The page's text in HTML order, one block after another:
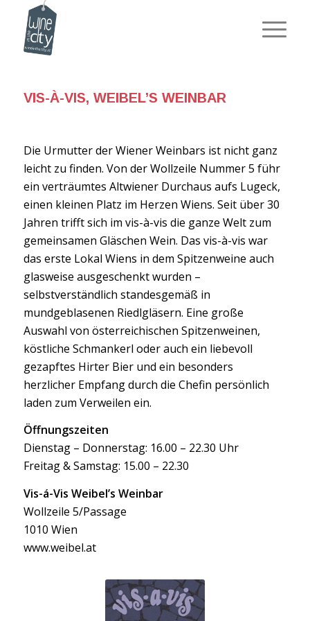
VIS-À-VIS, WEIBEL’S WEINBAR
Die Urmutter der Wiener Weinbars ist nicht ganz
leicht zu finden. Von der Wollzeile Nummer 5 führ
ein verträumtes Altwiener Durchaus aufs Lugeck,
einen kleinen Platz im Herzen Wiens. Seit über 30
Jahren trifft sich im vis-à-vis die ganze Welt zum
gemeinsamen Gläschen Wein. Das vis-à-vis war
das erste Lokal Wiens in dem Spitzenweine auch
glasweise ausgeschenkt wurden –
selbstverständlich standesgemäß in
mundgeblasenen Riedlgläsern. Eine große
Auswahl von österreichischen Spitzenweinen,
köstliche Schmankerl oder auch ein liebevoll
gezapftes Hirter Bier und ein besonders
herzlicher Empfang durch die Chefin persönlich
laden zum Verweilen ein.
Öffnungszeiten
Dienstag – Donnerstag: 16.00 – 22.30 Uhr
Freitag & Samstag: 15.00 – 22.30
Vis-á-Vis Weibel’s Weinbar
Wollzeile 5/Passage
1010 Wien
www.weibel.at